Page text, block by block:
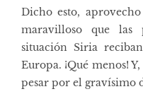
Dicho esto,
maravilloso que las
situación Siria
Europa. ¡Qué menos!
pesar por el gravísimo